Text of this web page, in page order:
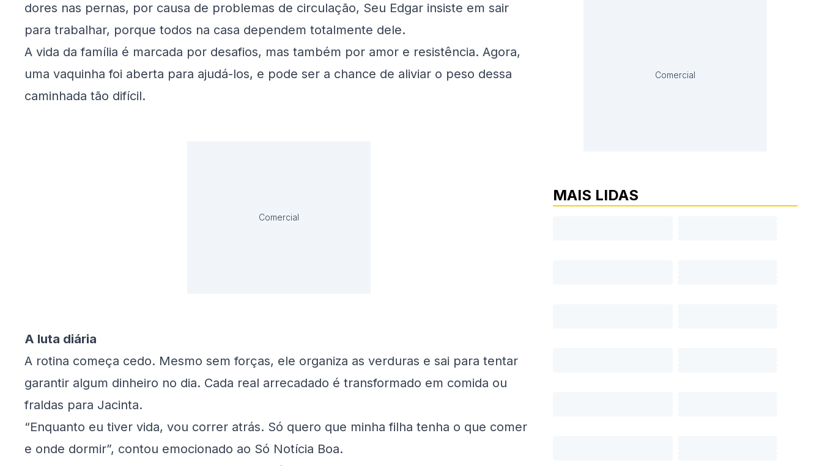
dores nas pernas, por causa de problemas de circulação, Seu Edgar insiste em sair
para trabalhar, porque todos na casa dependem totalmente dele.
A vida da família é marcada por desafios, mas também por amor e resistência. Agora,
uma vaquinha foi aberta para ajudá-los, e pode ser a chance de aliviar o peso dessa
caminhada tão difícil.
Comercial
A luta diária
A rotina começa cedo. Mesmo sem forças, ele organiza as verduras e sai para tentar
garantir algum dinheiro no dia. Cada real arrecadado é transformado em comida ou
fraldas para Jacinta.
“Enquanto eu tiver vida, vou correr atrás. Só quero que minha filha tenha o que comer
e onde dormir”, contou emocionado ao Só Notícia Boa.
Comercial
MAIS LIDAS